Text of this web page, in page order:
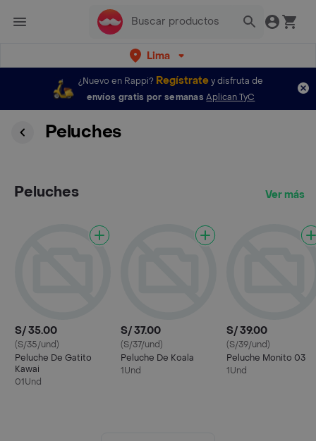
Lima
¿Nuevo en Rappi? Regístratey disfruta de
envíos gratis por semanas Aplican TyC
Peluches
Peluches Ver más
S/ 35.00
(S/35/und)
Peluche De Gatito
Kawai
01Und
S/ 37.00
(S/37/und)
Peluche De Koala
1Und
S/ 39.00
(S/39/und)
Peluche Monito 03
1Und